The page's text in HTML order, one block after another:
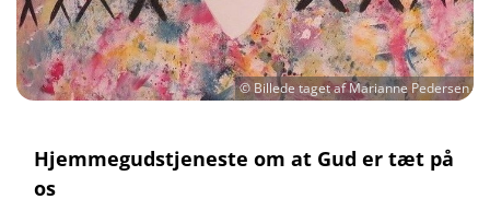
© Billede taget af Marianne Pedersen
Hjemmegudstjeneste om at Gud er tæt på
os